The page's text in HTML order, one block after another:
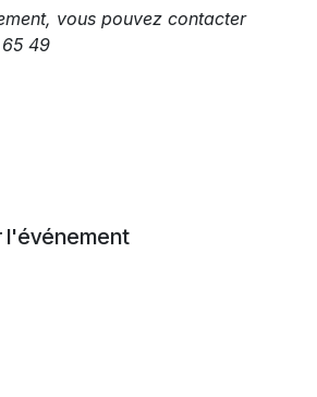
vous pouvez contacter
65 49
l'événement